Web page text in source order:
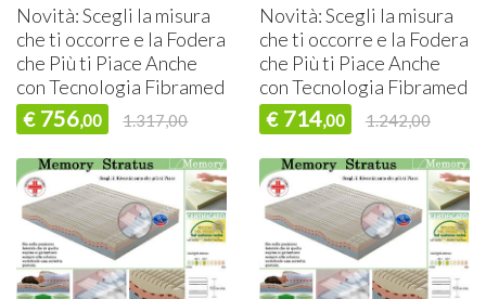
Novità: Scegli la misura
che ti occorre e la Fodera
che Più ti Piace Anche
con Tecnologia Fibramed
€ 756,00 1.317,00
Novità: Scegli la misura
che ti occorre e la Fodera
che Più ti Piace Anche
con Tecnologia Fibramed
€ 714,00 1.242,00